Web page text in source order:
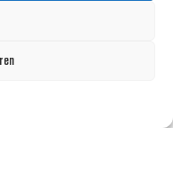
congres
of je organisatie
bezoekersflow